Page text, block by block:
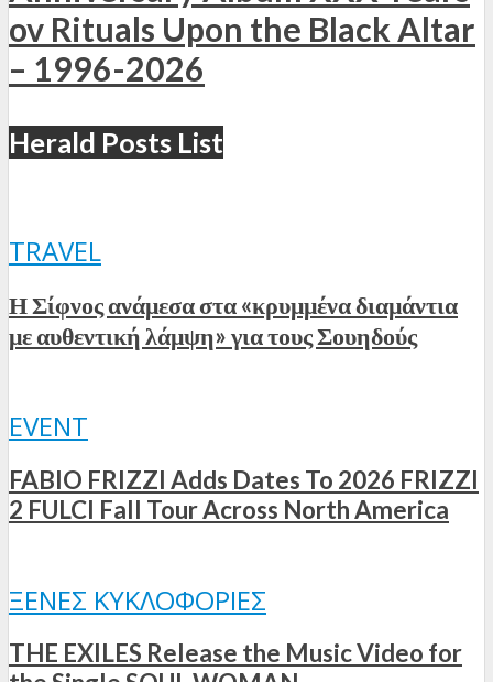
ov Rituals Upon the Black Altar
– 1996-2026
Herald Posts List
TRAVEL
Η Σίφνος ανάμεσα στα «κρυμμένα διαμάντια
με αυθεντική λάμψη» για τους Σουηδούς
EVENT
FABIO FRIZZI Adds Dates To 2026 FRIZZI
2 FULCI Fall Tour Across North America
ΞΈΝΕΣ ΚΥΚΛΟΦΟΡΊΕΣ
THE EXILES Release the Music Video for